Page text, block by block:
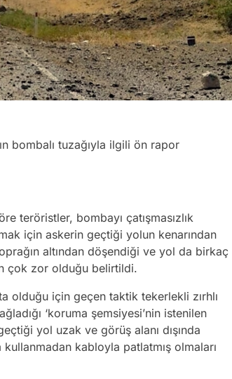
bombalı tuzağıyla ilgili ön rapor
teröristler, bombayı çatışmasızlık
için askerin geçtiği yolun kenarından
altından döşendiği ve yol da birkaç
çok zor olduğu belirtildi.
olduğu için geçen taktik tekerlekli zırhlı
‘koruma şemsiyesi’nin istenilen
yol uzak ve görüş alanı dışında
kabloyla patlatmış olmaları